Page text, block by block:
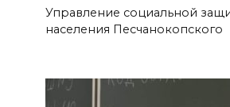
06 августа 2026 14:28
опущен занавес
Управление социальной
населения Песчанокопского